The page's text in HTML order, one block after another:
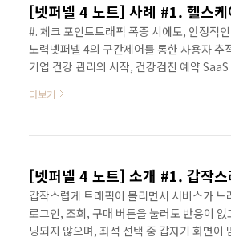
[넷퍼넬 4 노트] 사례 #1. 헬스
#. 체크 포인트트래픽 폭증 시에도, 안정적
노력넷퍼넬 4의 구간제어를 통한 사용자 추
기업 건강 관리의 시작, 건강검진 예약
스를 제공하는 SaaS 기반 전문 서비스 기업
증 이슈서비스 운영 중 가장 큰 리스트는 대
더보기
[넷퍼넬 4 노트] 소개 #1. 갑작
갑작스럽게 트래픽이 몰리면서 서비스가
로그인, 조회, 구매 버튼을 눌러도 반응이
딩되지 않으며, 좌석 선택 중 갑자기 화면